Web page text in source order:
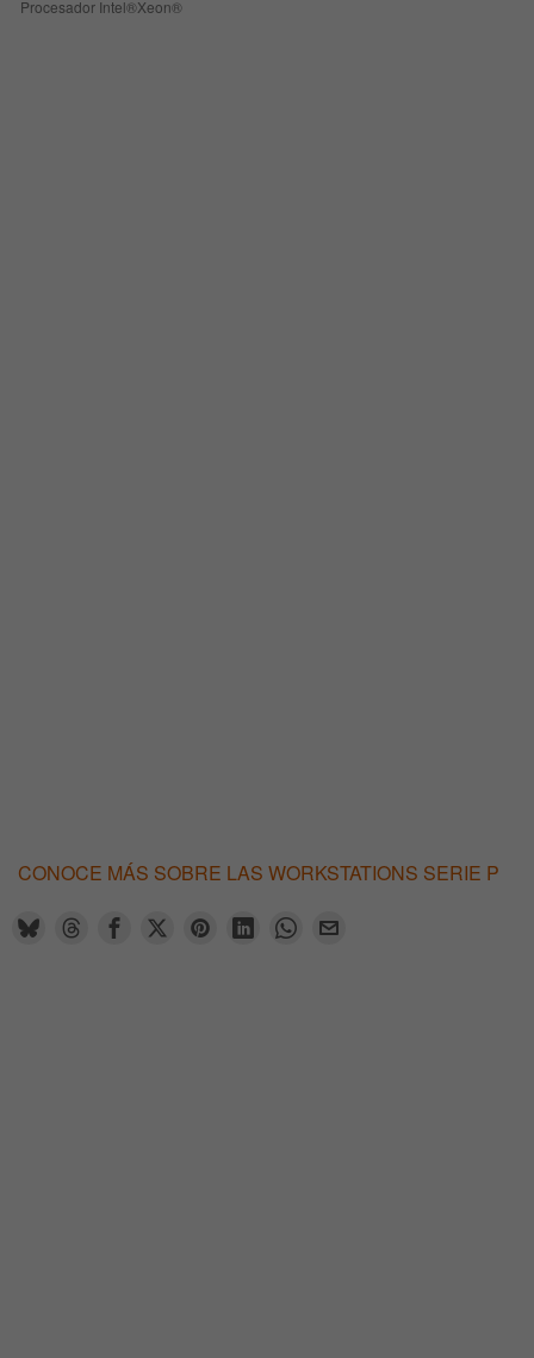
Procesador Intel®Xeon®
CONOCE MÁS SOBRE LAS WORKSTATIONS SERIE P